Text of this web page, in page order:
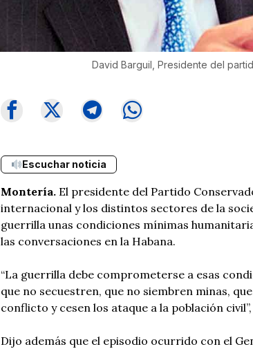
David Barguil, Presidente del
Escuchar noticia
Montería. El presidente del Partido
internacional y los distintos sectores de la
guerrilla unas condiciones mínimas
las conversaciones en la Habana.
“La guerrilla debe comprometerse a esas
que no secuestren, que no siembren minas,
conflicto y cesen los ataque a la población
Dijo además que el episodio ocurrido con el